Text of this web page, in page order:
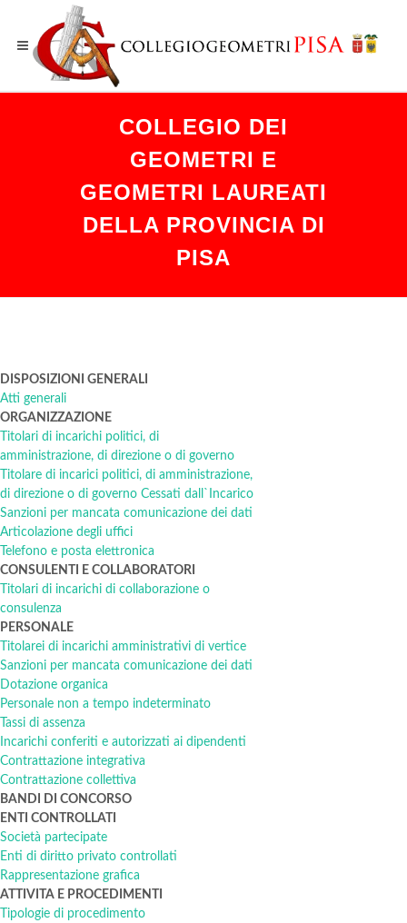
COLLEGIO DEI
GEOMETRI E
GEOMETRI LAUREATI
DELLA PROVINCIA DI
PISA
DISPOSIZIONI GENERALI
Atti generali
ORGANIZZAZIONE
Titolari di incarichi politici, di
amministrazione, di direzione o di governo
Titolare di incarici politici, di amministrazione,
di direzione o di governo Cessati dall`Incarico
Sanzioni per mancata comunicazione dei dati
Articolazione degli uffici
Telefono e posta elettronica
CONSULENTI E COLLABORATORI
Titolari di incarichi di collaborazione o
consulenza
PERSONALE
Titolarei di incarichi amministrativi di vertice
Sanzioni per mancata comunicazione dei dati
Dotazione organica
Personale non a tempo indeterminato
Tassi di assenza
Incarichi conferiti e autorizzati ai dipendenti
Contrattazione integrativa
Contrattazione collettiva
BANDI DI CONCORSO
ENTI CONTROLLATI
Società partecipate
Enti di diritto privato controllati
Rappresentazione grafica
ATTIVITA E PROCEDIMENTI
Tipologie di procedimento